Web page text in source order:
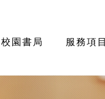
校園書局 服務項目